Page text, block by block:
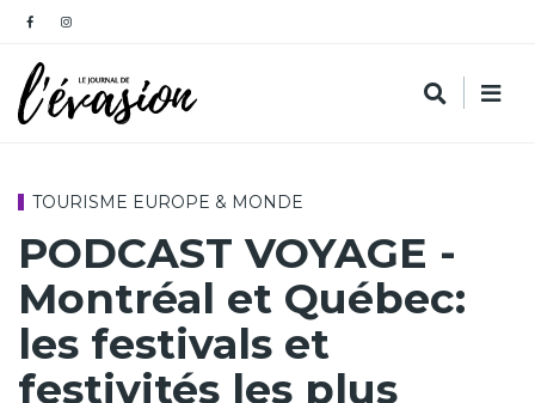
TOURISME EUROPE & MONDE
PODCAST VOYAGE -
Montréal et Québec:
les festivals et
festivités les plus